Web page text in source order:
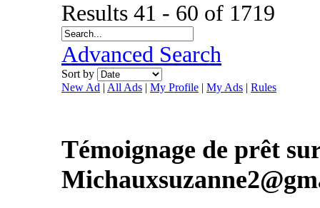
Results 41 - 60 of 1719
Advanced Search
Sort by
New Ad | All Ads | My Profile | My Ads | Rules
Témoignage de prêt